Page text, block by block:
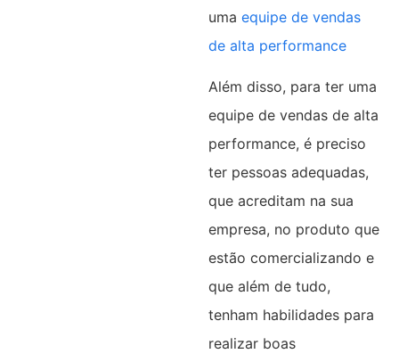
uma equipe de vendas
de alta performance
Além disso, para ter uma
equipe de vendas de alta
performance, é preciso
ter pessoas adequadas,
que acreditam na sua
empresa, no produto que
estão comercializando e
que além de tudo,
tenham habilidades para
realizar boas